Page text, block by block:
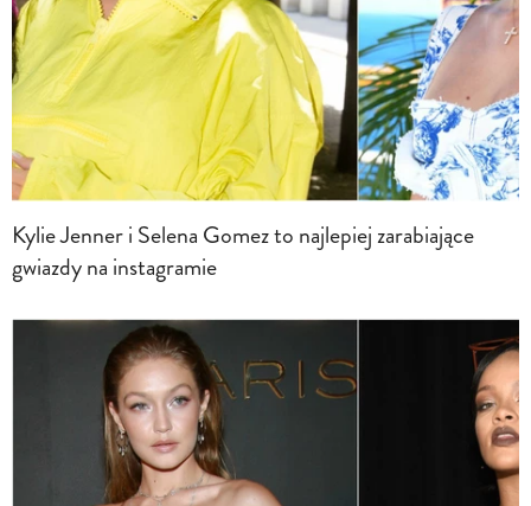
Kylie Jenner i Selena Gomez to najlepiej zarabiające
gwiazdy na instagramie